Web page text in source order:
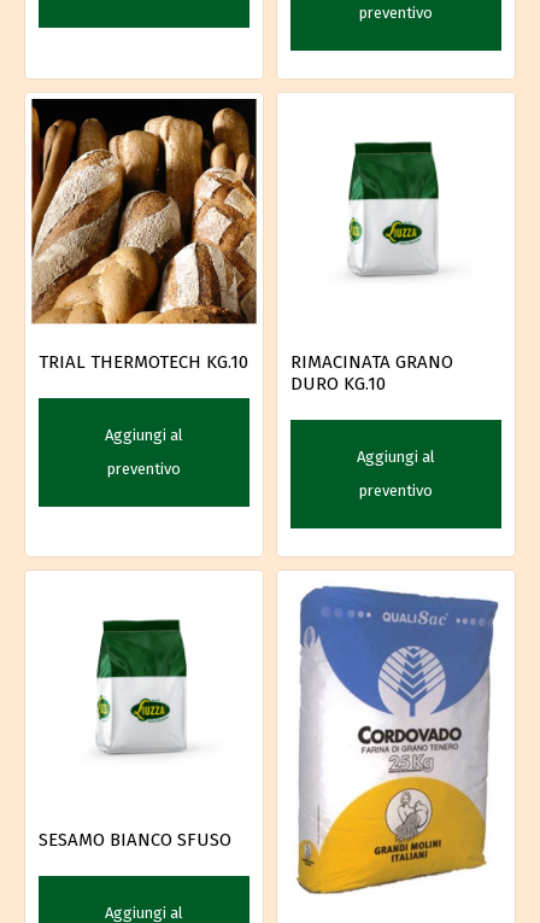
preventivo
TRIAL THERMOTECH KG.10
Aggiungi al
preventivo
RIMACINATA GRANO
DURO KG.10
Aggiungi al
preventivo
SESAMO BIANCO SFUSO
Aggiungi al